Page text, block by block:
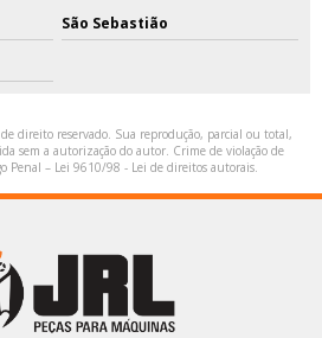
São Sebastião
direito reservado. Sua reprodução, parcial ou total,
sem a autorização do autor. Crime de violação de
Penal – Lei 9610/98 - Lei de direitos autorais.